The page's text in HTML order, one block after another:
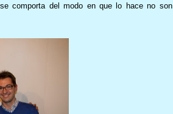
comporta del modo en que lo hace no son